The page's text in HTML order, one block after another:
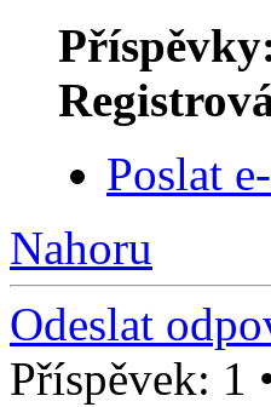
Poslat
Nahoru
Odeslat
Příspěvek: 1